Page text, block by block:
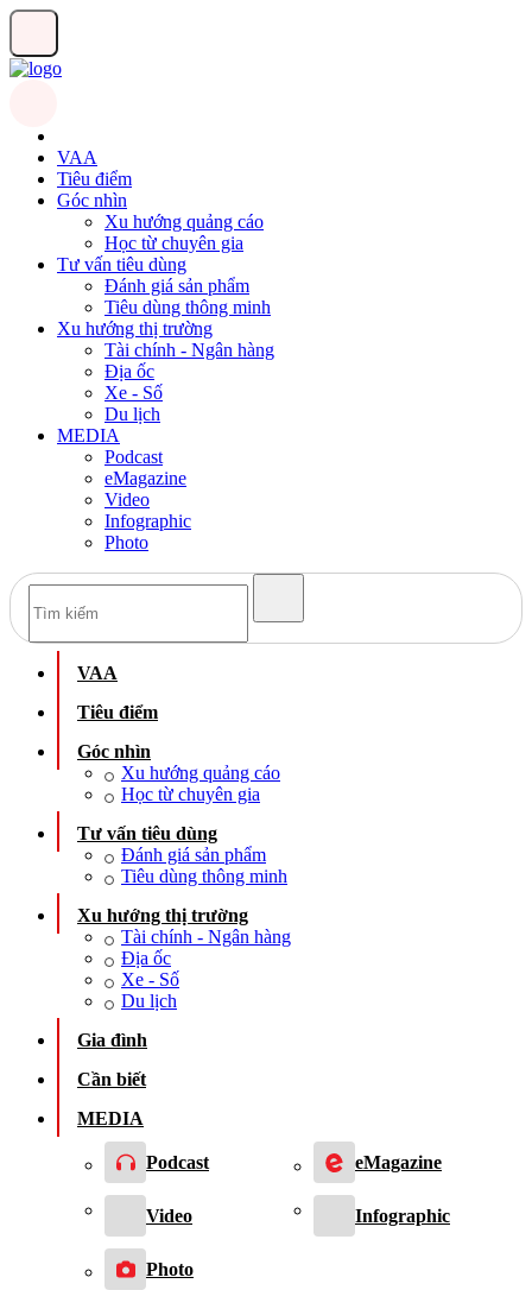
VAA
Tiêu điểm
Góc nhìn
Xu hướng quảng cáo
Học từ chuyên gia
Tư vấn tiêu dùng
Đánh giá sản phẩm
Tiêu dùng thông minh
Xu hướng thị trường
Tài chính - Ngân hàng
Địa ốc
Xe - Số
Du lịch
MEDIA
Podcast
eMagazine
Video
Infographic
Photo
VAA
Tiêu điểm
Góc nhìn
Xu hướng quảng cáo
Học từ chuyên gia
Tư vấn tiêu dùng
Đánh giá sản phẩm
Tiêu dùng thông minh
Xu hướng thị trường
Tài chính - Ngân hàng
Địa ốc
Xe - Số
Du lịch
Gia đình
Cần biết
MEDIA
Podcast eMagazine
Video Infographic
Photo